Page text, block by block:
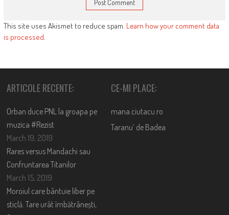
This site uses Akismet to reduce spam. Learn how your comment data
is processed.
ARTICOLE RECENTE:
Orban duce PNL la groapa pe
muzica #Rezist
March 19, 2019
Rares versus Mandachi sau
Confruntarea Titanilor
March 15, 2019
Moroiul care bântuie liber pe
sticlă. Tare urât îmbătrânești,
CE-MI PLACE:
mana.ciutacu.ro
Taranu’ de Badea